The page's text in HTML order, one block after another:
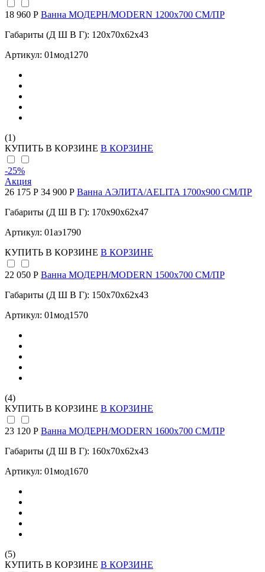
18 960 Р Ванна МОДЕРН/MODERN 1200х700 СМ/ПР
Габариты (Д Ш В Г): 120x70x62x43
Артикул: 01мод1270
(1)
КУПИТЬ В КОРЗИНЕ В КОРЗИНЕ
-25%
Акция
26 175 Р 34 900 Р Ванна АЭЛИТА/AELITA 1700х900 СМ/ПР
Габариты (Д Ш В Г): 170x90x62x47
Артикул: 01аэ1790
КУПИТЬ В КОРЗИНЕ В КОРЗИНЕ
22 050 Р Ванна МОДЕРН/MODERN 1500х700 СМ/ПР
Габариты (Д Ш В Г): 150x70x62x43
Артикул: 01мод1570
(4)
КУПИТЬ В КОРЗИНЕ В КОРЗИНЕ
23 120 Р Ванна МОДЕРН/MODERN 1600х700 СМ/ПР
Габариты (Д Ш В Г): 160x70x62x43
Артикул: 01мод1670
(5)
КУПИТЬ В КОРЗИНЕ В КОРЗИНЕ